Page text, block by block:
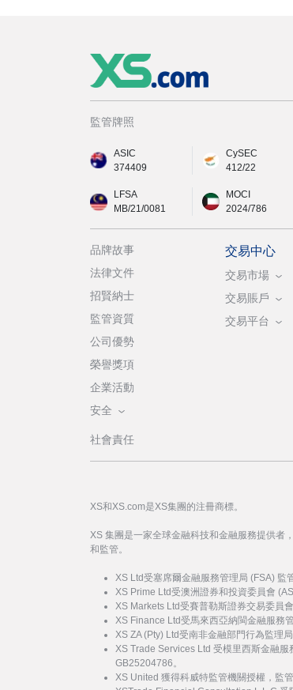
監管牌照
ASIC
374409
CySEC
412/22
LFSA
MB/21/0081
MOCI
2024/786
品牌故事
法律文件
招賢納士
監管資質
公司優勢
榮譽獎項
企業活動
安全
社會責任
交易中心
交易市場
交易賬戶
交易平台
XS和XS.com是XS集團的注冊商標。
XS 集團是一家全球金融科技和金融服務提供者
和監管。
XS Ltd受塞席爾金融服務管理局 (FSA) 監
XS Prime Ltd受澳洲證券和投資委員會
XS Markets Ltd受賽普勒斯證券交易委員
XS Finance Ltd受馬來西亞納閩金融服務
XS ZA (Pty) Ltd受南非金融部門行為監理
XS Trade Services Ltd 受模里西斯金融服
GB25204786。
XS United 獲得科威特監管機關授權，監